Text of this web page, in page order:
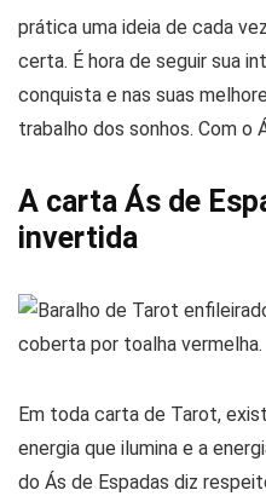
prática uma ideia de cada
certa. É hora de seguir sua
conquista e nas suas
trabalho dos sonhos. Com o
A carta Ás de
invertida
Em toda carta de Tarot,
energia que ilumina e a
do Ás de Espadas diz